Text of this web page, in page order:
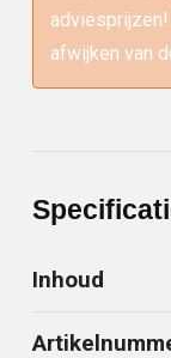
afwijken van
Inhoud